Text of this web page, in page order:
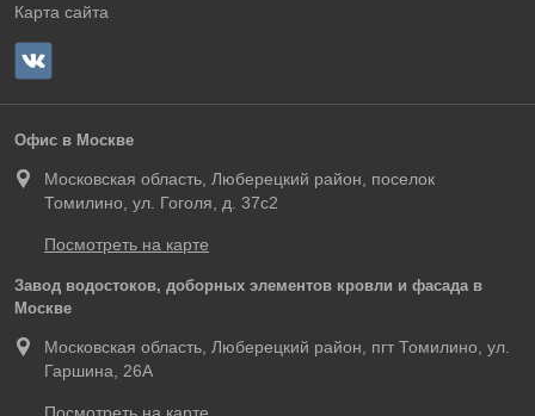
Карта сайта
Офис в Москве
Московская область, Люберецкий район, поселок
Томилино, ул. Гоголя, д. 37с2
Посмотреть на карте
Завод водостоков, доборных элементов кровли и фасада в
Москве
Московская область, Люберецкий район, пгт Томилино, ул.
Гаршина, 26А
Посмотреть на карте